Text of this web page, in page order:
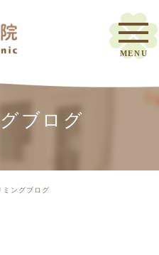
ブログ
ミングブログ